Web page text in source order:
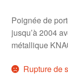
Poignée de
jusqu’à 2004
métallique
Rupture de